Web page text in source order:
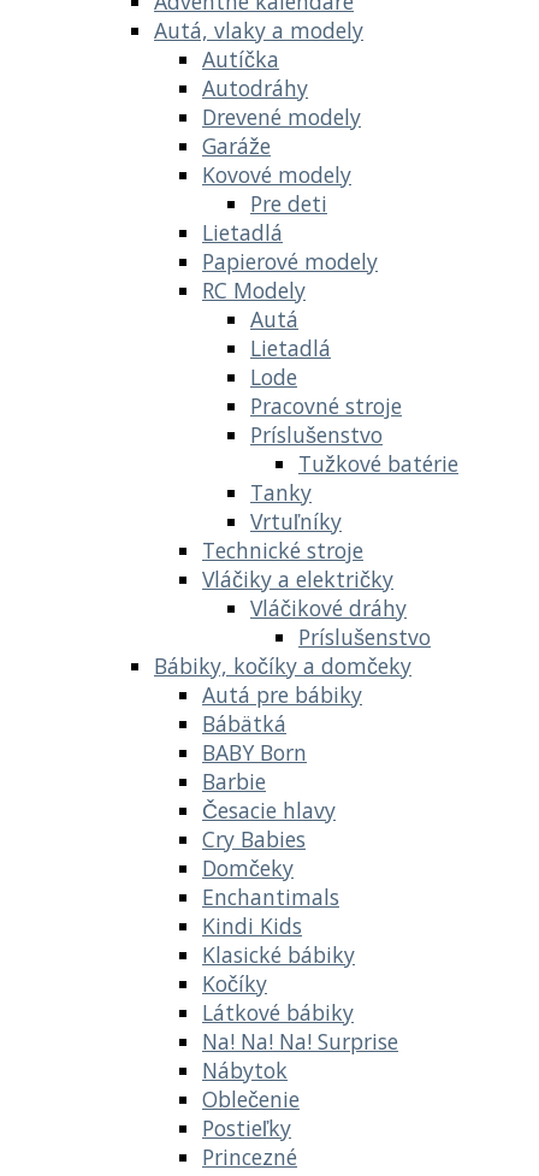
Autá, vlaky a modely
Autíčka
Autodráhy
Drevené modely
Garáže
Kovové modely
Pre deti
Lietadlá
Papierové modely
RC Modely
Autá
Lietadlá
Lode
Pracovné stroje
Príslušenstvo
Tužkové batérie
Tanky
Vrtuľníky
Technické stroje
Vláčiky a električky
Vláčikové dráhy
Príslušenstvo
Bábiky, kočíky a domčeky
Autá pre bábiky
Bábätká
BABY Born
Barbie
Česacie hlavy
Cry Babies
Domčeky
Enchantimals
Kindi Kids
Klasické bábiky
Kočíky
Látkové bábiky
Na! Na! Na! Surprise
Nábytok
Oblečenie
Postieľky
Princezné